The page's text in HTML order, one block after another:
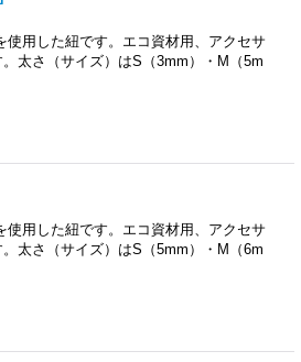
用した紐です。エコ資材用、アクセサ
太さ（サイズ）はS（3mm）・M（5m
用した紐です。エコ資材用、アクセサ
太さ（サイズ）はS（5mm）・M（6m